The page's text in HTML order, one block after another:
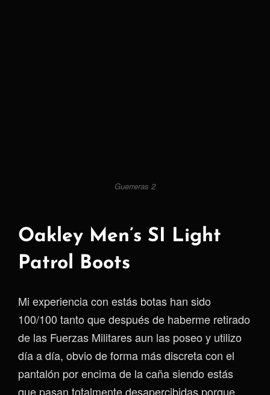
Guerreras 2
Oakley Men’s SI Light
Patrol Boots
Mi experiencia con estás botas han sido
100/100 tanto que después de haberme retirado
de las Fuerzas Militares aun las poseo y utilizo
día a día, obvio de forma más discreta con el
pantalón por encima de la caña siendo estás
que pasan totalmente desapercibidas porque